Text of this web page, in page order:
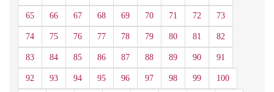
65 66 67 68 69 70 71 72 73
74 75 76 77 78 79 80 81 82
83 84 85 86 87 88 89 90 91
92 93 94 95 96 97 98 99 100